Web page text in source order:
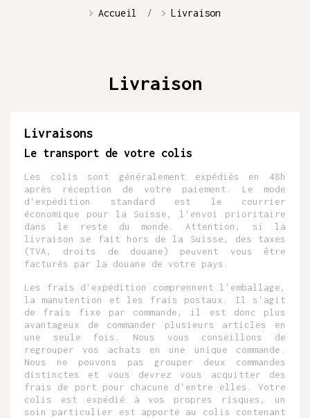
Accueil Livraison
Livraison
Livraisons
Le transport de votre colis
Les colis sont généralement expédiés en 48h
après réception de votre paiement. Le mode
d'expédition standard est le courrier
économique pour la Suisse, l'envoi prioritaire
dans le reste du monde. Attention, si la
livraison se fait hors de la Suisse, des taxes
(TVA, droits de douane) peuvent vous être
facturés par la douane de votre pays.
Les frais d'expédition comprennent l'emballage,
la manutention et les frais postaux. Il s'agit
de frais fixe par commande, il est donc plus
avantageux de commander plusieurs articles en
une seule fois. Nous vous conseillons de
regrouper vos achats en une unique commande.
Nous ne pouvons pas grouper deux commandes
distinctes et vous devrez vous acquitter des
frais de port pour chacune d'entre elles. Votre
colis est expédié à vos propres risques, un
soin particulier est apporté au colis contenant